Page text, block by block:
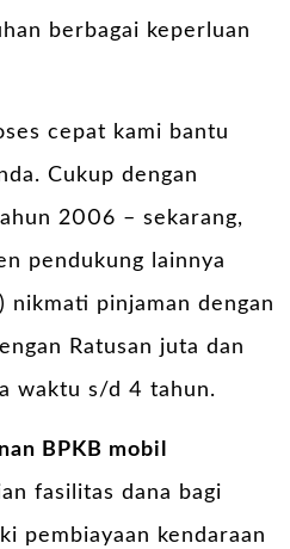
berbagai keperluan
cepat kami bantu
Cukup dengan
2006 – sekarang,
pendukung lainnya
nikmati pinjaman dengan
Ratusan juta dan
waktu s/d 4 tahun.
BPKB mobil
fasilitas dana bagi
pembiayaan kendaraan